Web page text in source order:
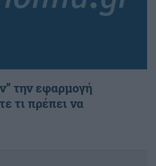
την εφαρμογή
τι πρέπει να